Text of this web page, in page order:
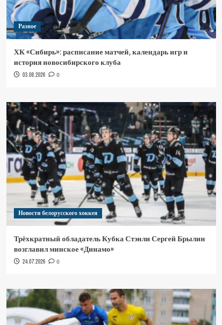
Разное
ХК «Сибирь»: расписание матчей, календарь игр и
история новосибирского клуба
03.08.2026 0
Новости белорусского хоккея
Трёхкратный обладатель Кубка Стэнли Сергей Брылин
возглавил минское «Динамо»
24.07.2026 0